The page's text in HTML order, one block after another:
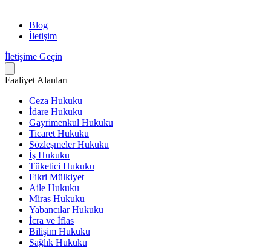
Blog
İletişim
İletişime Geçin
Faaliyet Alanları
Ceza Hukuku
İdare Hukuku
Gayrimenkul Hukuku
Ticaret Hukuku
Sözleşmeler Hukuku
İş Hukuku
Tüketici Hukuku
Fikri Mülkiyet
Aile Hukuku
Miras Hukuku
Yabancılar Hukuku
İcra ve İflas
Bilişim Hukuku
Sağlık Hukuku